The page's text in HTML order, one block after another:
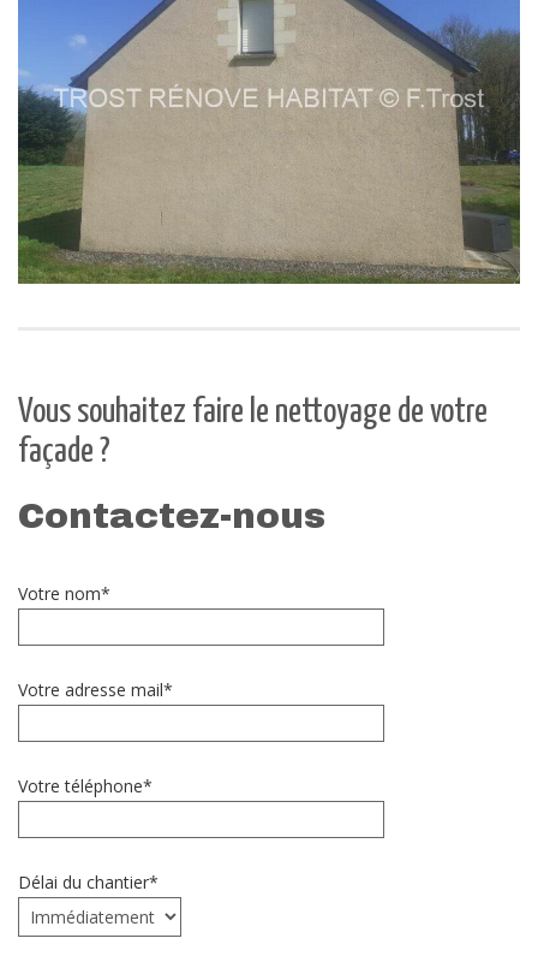
Vous souhaitez faire le nettoyage de votre
façade ?
Contactez-nous
Votre nom*
Votre adresse mail*
Votre téléphone*
Délai du chantier*